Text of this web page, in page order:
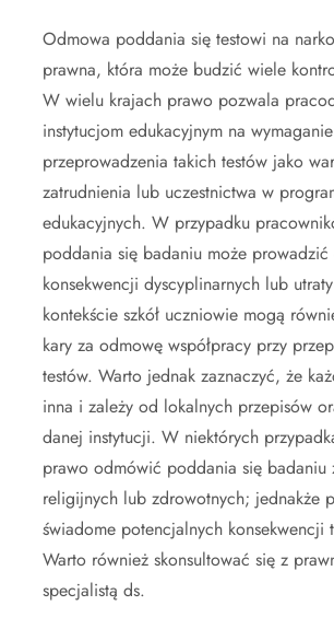
Odmowa poddania się testowi na
prawna, która może budzić wiele
W wielu krajach prawo pozwala
instytucjom edukacyjnym na wymaganie
przeprowadzenia takich testów jako
zatrudnienia lub uczestnictwa w
edukacyjnych. W przypadku
poddania się badaniu może
konsekwencji dyscyplinarnych lub
kontekście szkół uczniowie mogą
kary za odmowę współpracy przy
testów. Warto jednak zaznaczyć, że
inna i zależy od lokalnych przepisów
danej instytucji. W niektórych
prawo odmówić poddania się badaniu
religijnych lub zdrowotnych; jednakże
świadome potencjalnych konsekwencji
Warto również skonsultować się z
specjalistą ds.